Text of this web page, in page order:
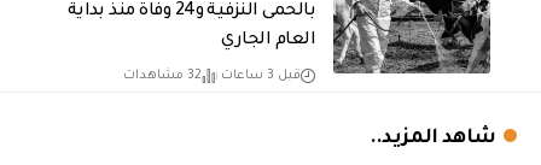
بالحمى النزفية و24 وفاة منذ بداية
العام الجاري
قبل 3 ساعات 32 مشاهدات
شاهد المزيد..